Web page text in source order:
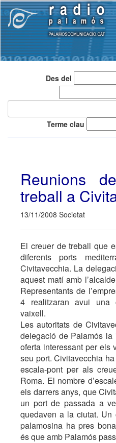
Des del
Terme clau
Reunions
treball a
13/11/2008 Societat
El creuer de treball que
diferents ports
Civitavecchia. La
aquest matí amb
Representants de
4 realitzaran avui una
vaixell.
Les autoritats de
delegació de Palamós
oferta interessant per els
seu port. Civitavecchia
escala-pont per als
Roma. El nombre
els darrers anys, que
un port de passada a
quedaven a la ciutat.
palamosina ha pres
és que amb Palamós